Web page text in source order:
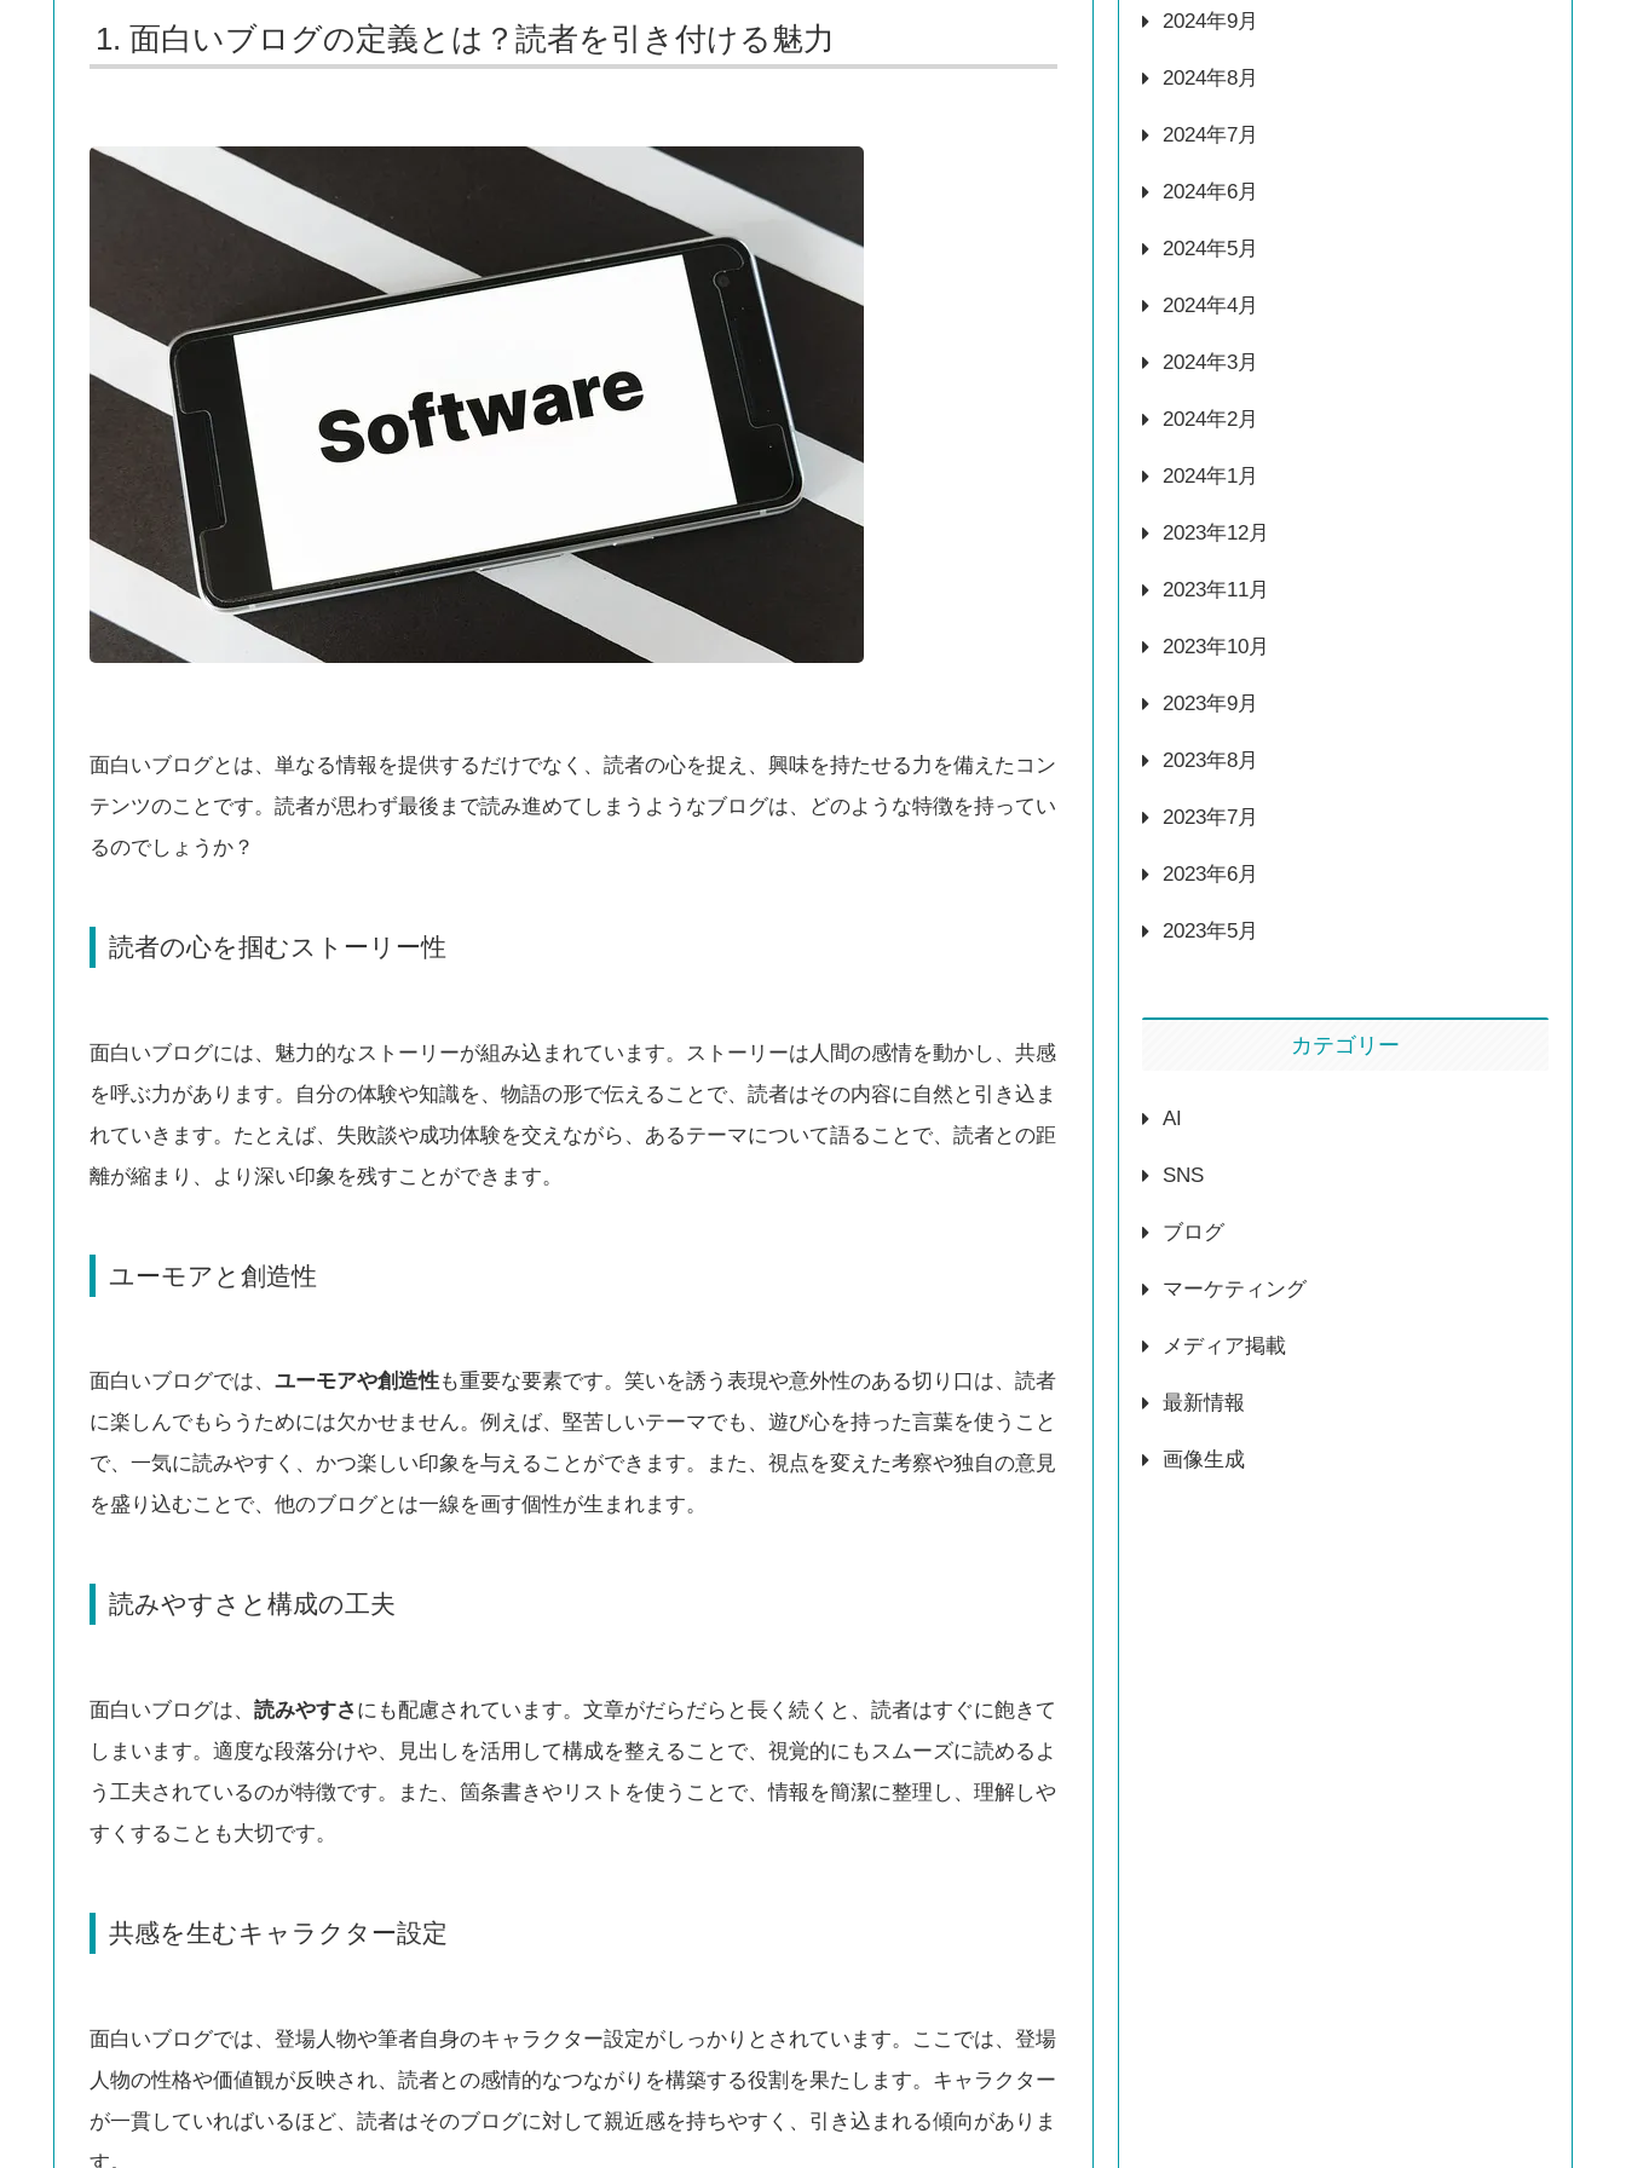
1. 面白いブログの定義とは？読者を引き付ける魅力
面白いブログとは、単なる情報を提供するだけでなく、読者の心を捉え、興味を持たせる力を備えたコン
テンツのことです。読者が思わず最後まで読み進めてしまうようなブログは、どのような特徴を持ってい
るのでしょうか？
読者の心を掴むストーリー性
面白いブログには、魅力的なストーリーが組み込まれています。ストーリーは人間の感情を動かし、共感
を呼ぶ力があります。自分の体験や知識を、物語の形で伝えることで、読者はその内容に自然と引き込ま
れていきます。たとえば、失敗談や成功体験を交えながら、あるテーマについて語ることで、読者との距
離が縮まり、より深い印象を残すことができます。
ユーモアと創造性
面白いブログでは、 ユーモアや創造性も重要な要素です。笑いを誘う表現や意外性のある切り口は、読者
に楽しんでもらうためには欠かせません。例えば、堅苦しいテーマでも、遊び心を持った言葉を使うこと
で、一気に読みやすく、かつ楽しい印象を与えることができます。また、視点を変えた考察や独自の意見
を盛り込むことで、他のブログとは一線を画す個性が生まれます。
読みやすさと構成の工夫
面白いブログは、 読みやすさ にも配慮されています。文章がだらだらと長く続くと、読者はすぐに飽きて
しまいます。適度な段落分けや、見出しを活用して構成を整えることで、視覚的にもスムーズに読めるよ
う工夫されているのが特徴です。また、箇条書きやリストを使うことで、情報を簡潔に整理し、理解しや
すくすることも大切です。
共感を生むキャラクター設定
面白いブログでは、登場人物や筆者自身のキャラクター設定がしっかりとされています。ここでは、登場
人物の性格や価値観が反映され、読者との感情的なつながりを構築する役割を果たします。キャラクター
が一貫していればいるほど、読者はそのブログに対して親近感を持ちやすく、引き込まれる傾向がありま
す。
2024年9月
2024年8月
2024年7月
2024年6月
2024年5月
2024年4月
2024年3月
2024年2月
2024年1月
2023年12月
2023年11月
2023年10月
2023年9月
2023年8月
2023年7月
2023年6月
2023年5月
カテゴリー
AI
SNS
ブログ
マーケティング
メディア掲載
最新情報
画像生成